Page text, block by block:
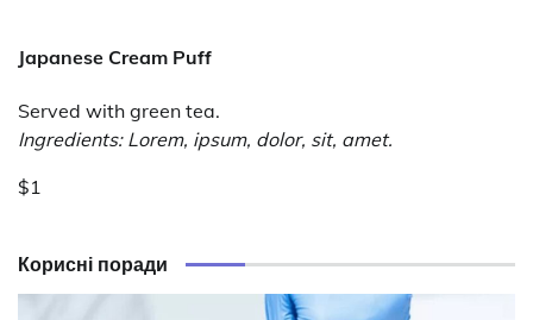
Japanese Cream Puff
Served with green tea.
Ingredients: Lorem, ipsum, dolor, sit, amet.
$1
Корисні поради